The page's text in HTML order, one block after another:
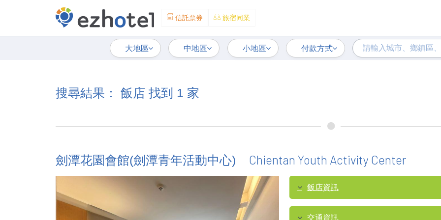
信託票券 旅宿同業
大地區 中地區 小地區 付款方式
搜尋結果： 飯店 找到 1 家
劍潭花園會館(劍潭青年活動中心) Chientan Youth Activity Center
飯店資訊
交通資訊